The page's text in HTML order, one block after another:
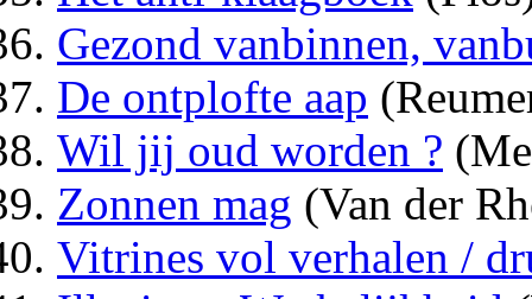
Gezond vanbinnen,
De ontplofte aap
Wil jij oud worden ?
Zonnen mag (Van der
Vitrines vol verhalen /